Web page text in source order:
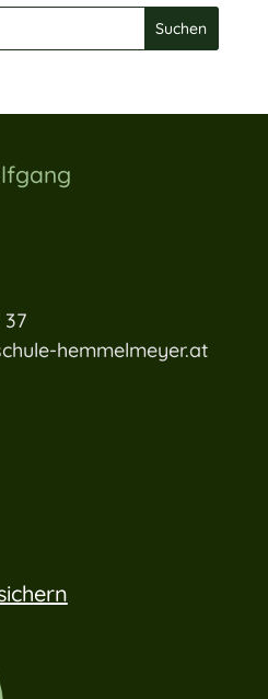
Suchen
37
hemmelmeyer.at